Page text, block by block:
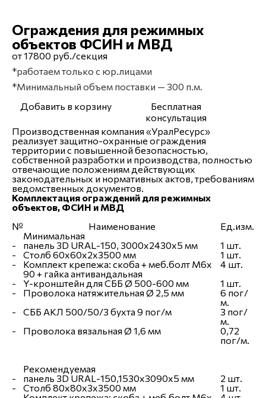
Ограждения для режимных
объектов ФСИН и МВД
от 17800 руб./секция
*работаем только с юр.лицами
*Минимальный объем поставки — 300 п.м.
Добавить в корзину
Бесплатная
консультация
Производственная компания «УралРесурс»
реализует защитно-охранные ограждения
территории с повышенной безопасностью,
собственной разработки и производства, полностью
отвечающие положениям действующих
законодательных и нормативных актов, требованиям
ведомственных документов.
Комплектация ограждений для режимных
объектов, ФСИН и МВД
№
Наименование
Ед.изм.
Минимальная
-
панель 3D URAL-150, 3000х2430х5 мм
1 шт.
-
Столб 60х60х2х3500 мм
1 шт.
-
Комплект крепежа: скоба + меб.болт М6х
90 + гайка антивандальная
4 шт.
-
Y-кронштейн для СББ Ø 500-600 мм
1 шт.
-
Проволока натяжительная Ø 2,5 мм
6 пог/
м.
-
СББ АКЛ 500/50/3 бухта 9 пог/м
3 пог/
м.
-
Проволока вязальная Ø 1,6 мм
0,72
пог/м.
Рекомендуемая
-
панель 3D URAL-150,1530х3090х5 мм
2 шт.
-
Столб 80х80х3х3500 мм
1 шт.